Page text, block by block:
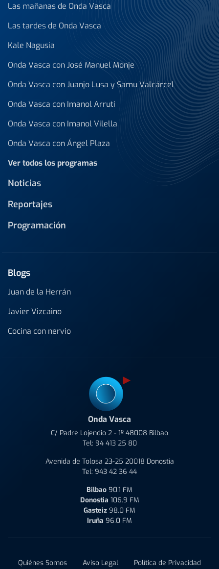
Las mañanas de Onda Vasca
Las tardes de Onda Vasca
Kale Nagusia
Onda Vasca con José Manuel Monje
Onda Vasca con Juanjo Lusa y Samu Valcárcel
Onda Vasca con Imanol Arruti
Onda Vasca con Imanol Vilella
Onda Vasca con Ángel Plaza
Ver todos los programas
Noticias
Reportajes
Programación
Blogs
Juan de la Herrán
Javier Vizcaino
Cocina con nervio
Onda Vasca
C/ Padre Lojendio 2 - 1º 48008 Bilbao
Tel: 94 413 25 80
Avenida de Tolosa 23-25 20018 Donostia
Tel: 943 42 36 44
Bilbao 90.1 FM
Donostia 106.9 FM
Gasteiz 98.0 FM
Iruña 96.0 FM
Quiénes Somos Aviso Legal
Política de Privacidad